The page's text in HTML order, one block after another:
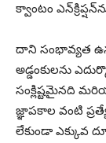
క్వాంటం
దాని సంభావ్యత
అడ్డంకులను
సంక్లిష్టమైనది
జ్ఞాపకాల వంటి
లేకుండా ఎక్కువ